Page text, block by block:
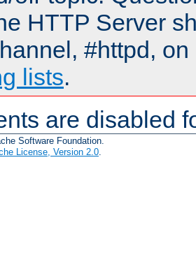
HTTP Server
#httpd,
lists.
are disabled
Software Foundation.
License, Version 2.0.